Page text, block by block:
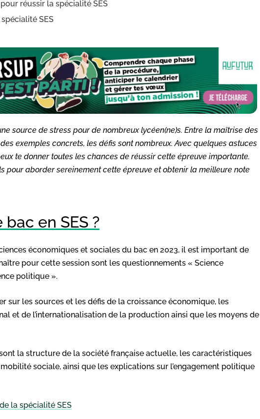
réussir la spécialité SES
SES
source de stress pour de nombreux lycéen(ne)s. Entre la maîtrise des
exemples concrets, les défis sont nombreux. Avec quelques astuces
te donner toutes les chances de réussir cette épreuve importante.
pour aborder sereinement cette épreuve et obtenir la meilleure note
en SES ?
économiques et sociales du bac en 2023, il est important de
pour cette session sont les questionnements « Science
politique ».
sur les sources et les défis de la croissance économique, les
et de l’internationalisation de la production ainsi que les moyens de
la structure de la société française actuelle, les caractéristiques
sociale, ainsi que les explications sur l’engagement politique
la spécialité SES